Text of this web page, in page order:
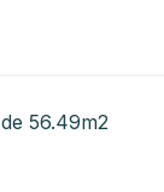
56.49m2